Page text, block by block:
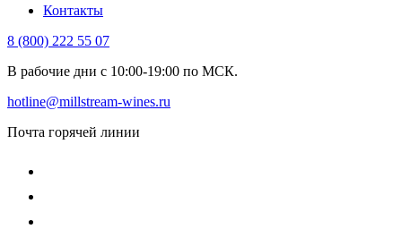
Контакты
8 (800) 222 55 07
В рабочие дни с 10:00-19:00 по МСК.
hotline@millstream-wines.ru
Почта горячей линии